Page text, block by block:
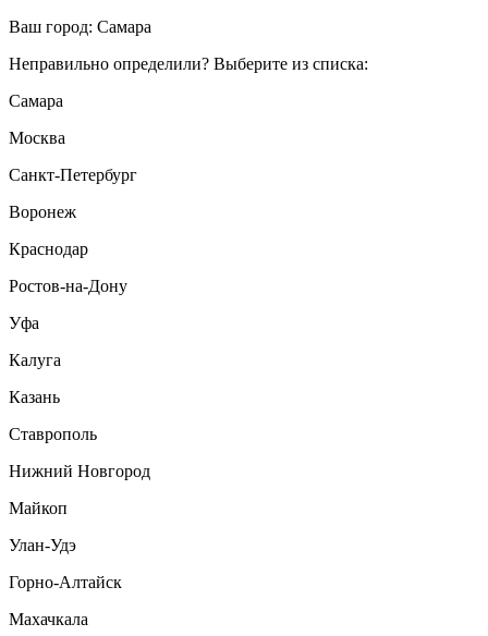
Ваш город: Самара
Неправильно определили? Выберите из списка:
Самара
Москва
Санкт-Петербург
Воронеж
Краснодар
Ростов-на-Дону
Уфа
Калуга
Казань
Ставрополь
Нижний Новгород
Майкоп
Улан-Удэ
Горно-Алтайск
Махачкала